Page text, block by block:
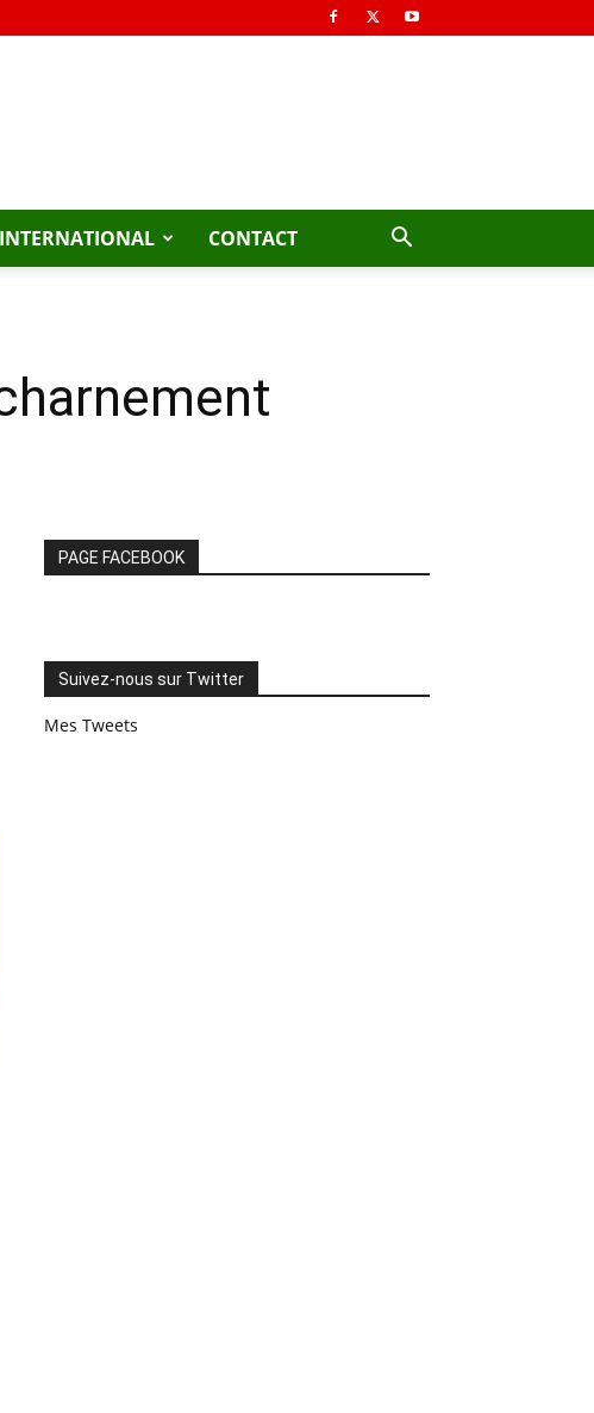
INTERNATIONAL CONTACT
PAGE FACEBOOK
Suivez-nous sur Twitter
Mes Tweets